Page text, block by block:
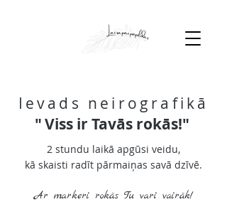
Ievads neirografikā
"Viss ir Tavās rokās!"
2 stundu laikā apgūsi veidu,
kā skaisti radīt pārmaiņas savā dzīvē.
Ar markeri rokās Tu vari vairāk!